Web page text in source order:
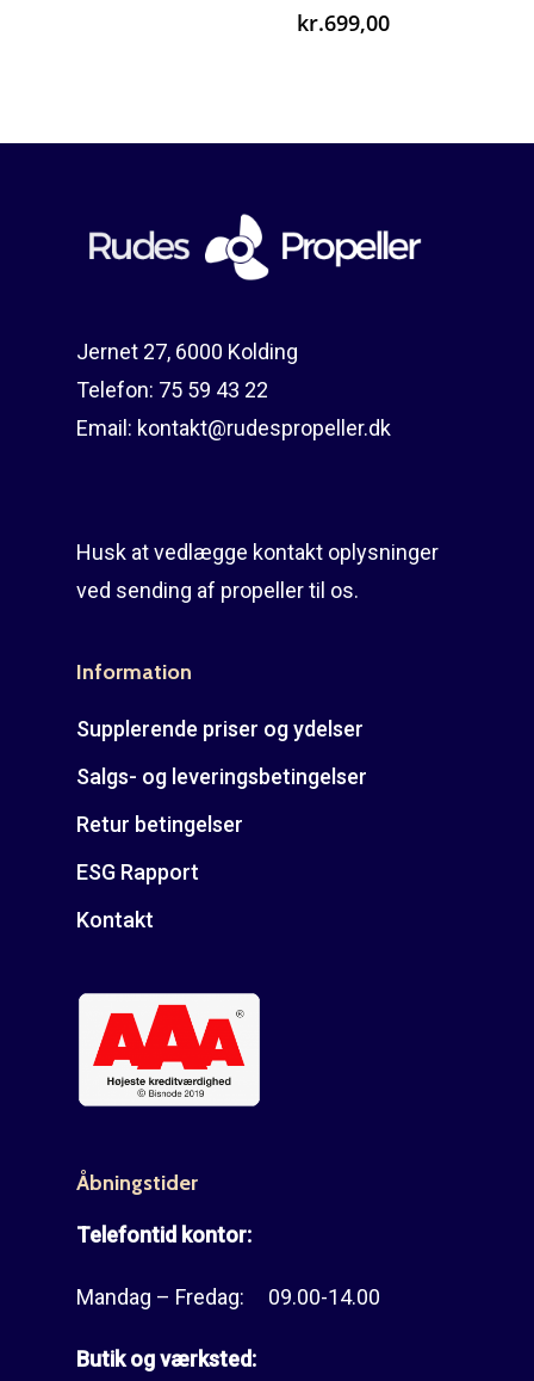
kr.699,00
Jernet 27, 6000 Kolding
Telefon: 75 59 43 22
Email: kontakt@rudespropeller.dk
Husk at vedlægge kontakt oplysninger
ved sending af propeller til os.
Information
Supplerende priser og ydelser
Salgs- og leveringsbetingelser
Retur betingelser
ESG Rapport
Kontakt
Åbningstider
Telefontid kontor:
Mandag – Fredag: 09.00-14.00
Butik og værksted: